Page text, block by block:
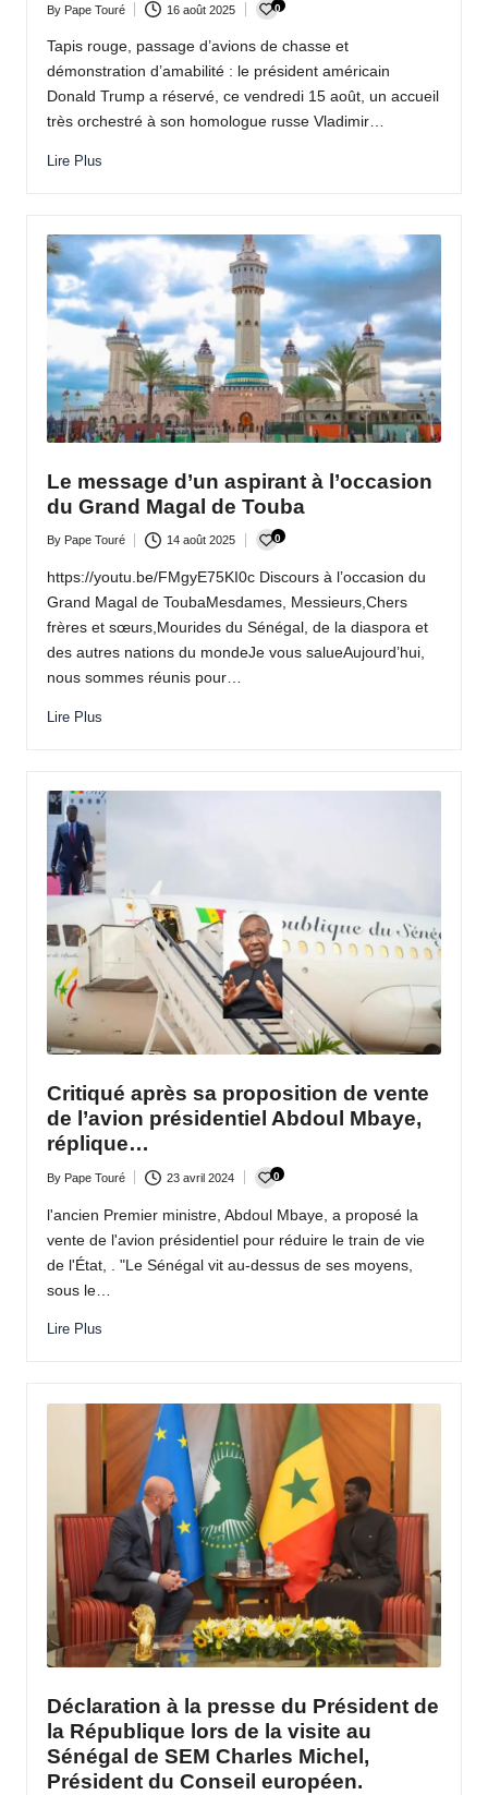
Posted
by
By Pape Touré 16 août 2025 0
Tapis rouge, passage d’avions de chasse et
démonstration d’amabilité : le président américain
Donald Trump a réservé, ce vendredi 15 août, un accueil
très orchestré à son homologue russe Vladimir…
Lire Plus
Le message d’un aspirant à l’occasion
du Grand Magal de Touba
Posted
by
By Pape Touré 14 août 2025 0
https://youtu.be/FMgyE75KI0c Discours à l’occasion du
Grand Magal de ToubaMesdames, Messieurs,Chers
frères et sœurs,Mourides du Sénégal, de la diaspora et
des autres nations du mondeJe vous salueAujourd’hui,
nous sommes réunis pour…
Lire Plus
Critiqué après sa proposition de vente
de l’avion présidentiel Abdoul Mbaye,
réplique…
Posted
by
By Pape Touré 23 avril 2024 0
l'ancien Premier ministre, Abdoul Mbaye, a proposé la
vente de l'avion présidentiel pour réduire le train de vie
de l'État, . "Le Sénégal vit au-dessus de ses moyens,
sous le…
Lire Plus
Déclaration à la presse du Président de
la République lors de la visite au
Sénégal de SEM Charles Michel,
Président du Conseil européen.